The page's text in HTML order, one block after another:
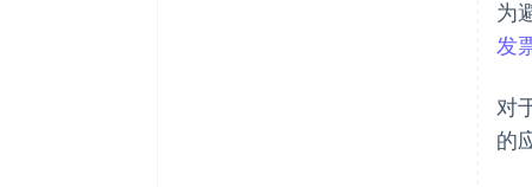
为
发
对
的